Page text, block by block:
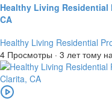
Healthy Living Residential
CA
Healthy Living Residential
4 Просмотры · 3 лет тому